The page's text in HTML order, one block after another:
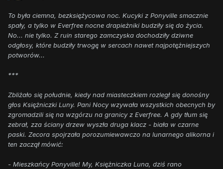
To była ciemna, bezksiężycowa noc. Kucyki z Ponyville smacznie
spały, a tylko w Everfree nocne drapieżniki budziły się do życia.
No... nie tylko. Z ruin starego zamczyska dochodziły dziwne
odgłosy, które budziły trwogę w sercach nawet najpotężniejszych
potworów...
***
Zbliżało się południe, kiedy nad miasteczkiem rozległ się donośny
głos Księżniczki Luny. Pani Nocy wzywała wszystkich obecnych by
zgromadzili się na wzgórzu na granicy z Everfree. A gdy tłum się
zebrał, zza ściany drzew wyszła druga klacz - biała w czarne
paski. Zecora spojrzała porozumiewawczo na lunarnego alikorna i
ten zaczął mówić:
- Mieszkańcy Ponyville! My, Księżniczka Luna, dziś rano